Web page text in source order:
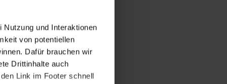
Nutzung und Interaktionen
von potentiellen
Dafür brauchen wir
Drittinhalte auch
Link im Footer schnell